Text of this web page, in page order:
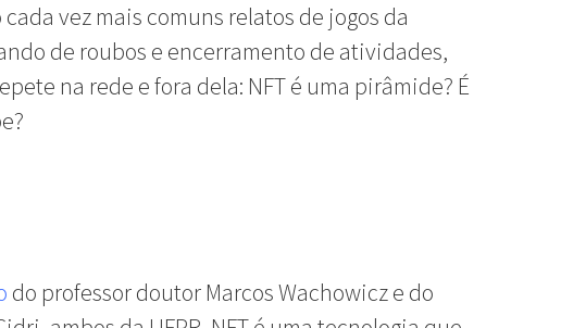
vez mais comuns relatos de jogos da
de roubos e encerramento de atividades,
na rede e fora dela: NFT é uma pirâmide? É
do professor doutor Marcos Wachowicz e do